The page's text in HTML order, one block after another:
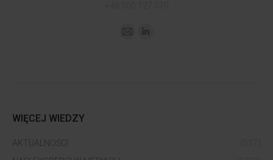
WIĘCEJ WIEDZY
AKTUALNOŚCI